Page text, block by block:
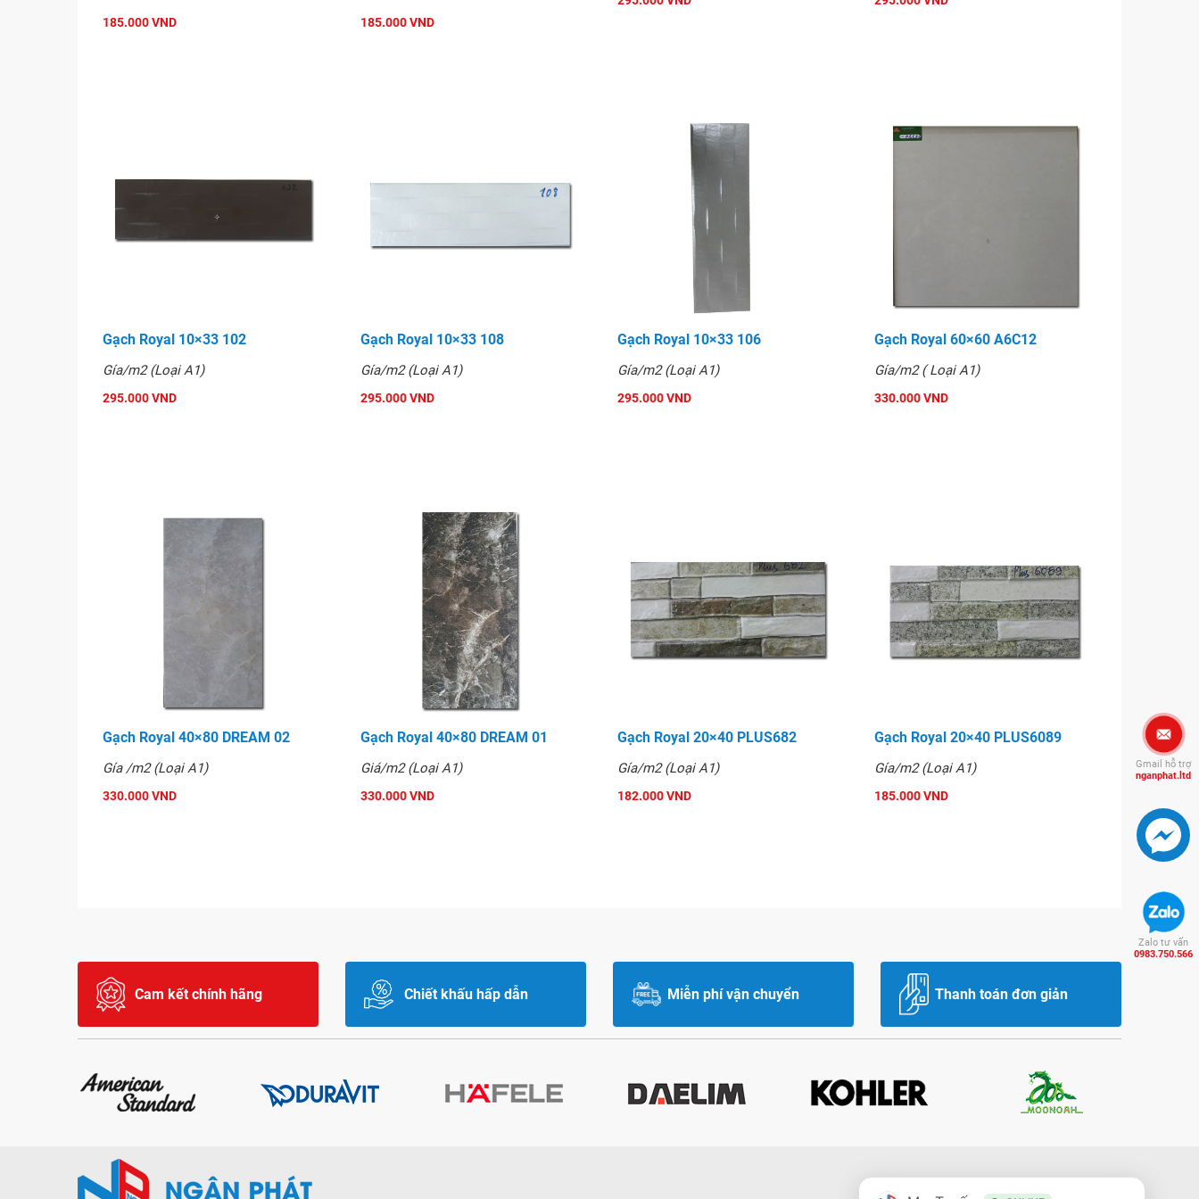
185.000 VND 185.000 VND
Gạch Royal 10×33 102
Gía/m2 (Loại A1)
295.000 VND
Gạch Royal 10×33 108
Gía/m2 (Loại A1)
295.000 VND
Gạch Royal 10×33 106
Gía/m2 (Loại A1)
295.000 VND
Gạch Royal 60×60 A6C12
Gía/m2 ( Loại A1)
330.000 VND
Gạch Royal 40×80 DREAM 02
Gía /m2 (Loại A1)
330.000 VND
Gạch Royal 40×80 DREAM 01
Giá/m2 (Loại A1)
330.000 VND
Gạch Royal 20×40 PLUS682
Gía/m2 (Loại A1)
182.000 VND
Gạch Royal 20×40 PLUS6089
Gía/m2 (Loại A1)
185.000 VND
Cam kết chính hãng Chiết khấu hấp dẫn Miễn phí vận chuyển Thanh toán đơn giản
Gmail hỗ trợ
nganphat.ltd
Zalo tư vấn
0983.750.566